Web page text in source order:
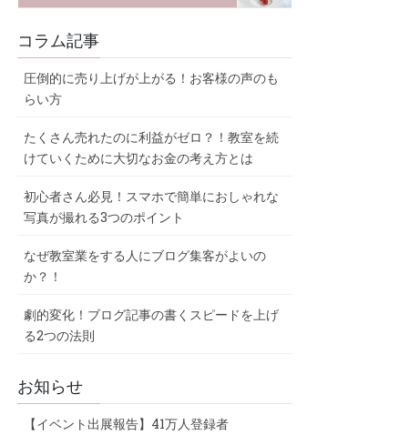
コラム記事
圧倒的に売り上げが上がる！お客様の声のも
らい方
たくさん売れたのに利益がゼロ？！教室を続
けていくために大切なお金の考え方とは
初心者さん必見！スマホで簡単におしゃれな
写真が撮れる3つのポイント
なぜ教室業をする人にブログ集客がよいの
か？！
劇的変化！ブログ記事の書くスピードを上げ
る2つの法則
お知らせ
【イベント出展報告】41万人登録者